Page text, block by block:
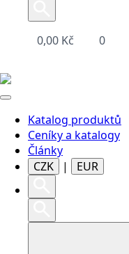
0,00 Kč 0
Katalog produktů
Ceníky a katalogy
Články
CZK
| EUR
Search